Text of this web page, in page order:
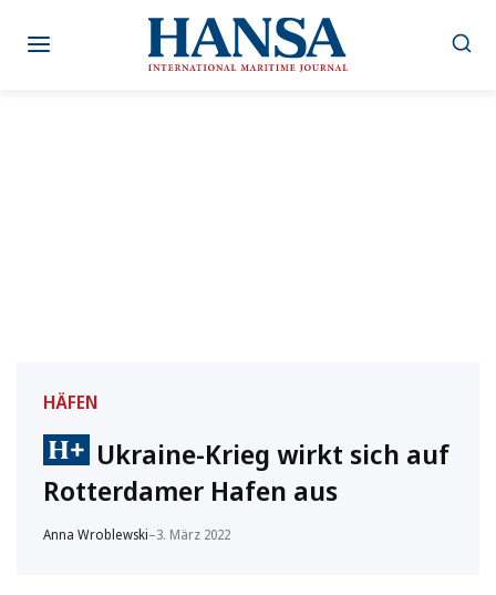
Inhalt
HÄFEN
Ukraine-Krieg wirkt sich auf
Rotterdamer Hafen aus
Anna Wroblewski–3. März 2022